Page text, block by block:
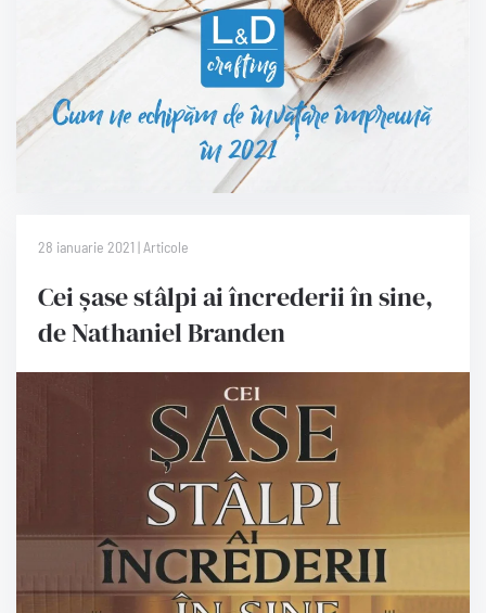
28 ianuarie 2021 | Articole
Cei șase stâlpi ai încrederii în sine,
de Nathaniel Branden